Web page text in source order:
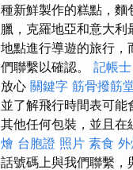
種新鮮製作的糕點，麵
臘，克羅地亞和意大
地點進行導遊的旅行，
們聯繫以確認。 記帳
放心 關鍵字 筋骨撥筋
並了解飛行時間表可能
其他任何包裝，並且在
燴 台胞證 照片 素食
話號碼上與我們聯繫，